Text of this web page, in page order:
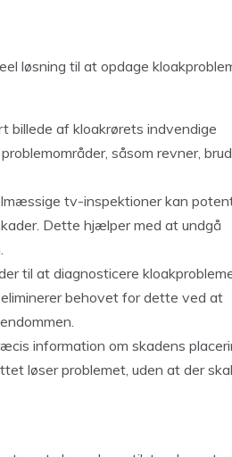
løsning til at opdage
billede af kloakrørets indvendige
såsom revner,
tv-inspektioner kan
Dette hjælper med at undgå
til at diagnosticere
behovet for dette ved at
information om skadens
løser problemet, uden at der skal